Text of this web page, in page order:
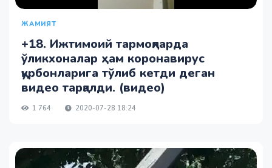
ЖАМИЯТ
+18. Ижтимоий тармоқларда
ўликхоналар ҳам коронавирус
қурбонларига тўлиб кетди деган
видео тарқалди. (видео)
1 764 2020-07-28 18:24